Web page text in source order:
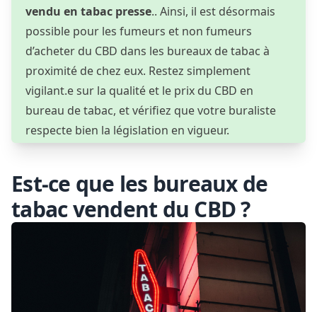
vendu en tabac presse.. Ainsi, il est désormais
possible pour les fumeurs et non fumeurs
d’acheter du CBD dans les bureaux de tabac à
proximité de chez eux. Restez simplement
vigilant.e sur la qualité et le prix du CBD en
bureau de tabac, et vérifiez que votre buraliste
respecte bien la législation en vigueur.
Est-ce que les bureaux de
tabac vendent du CBD ?